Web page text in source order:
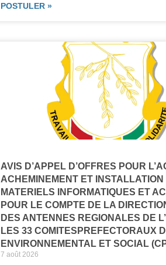
POSTULER »
AVIS D’APPEL D’OFFRES POUR
ACHEMINEMENT ET INSTALLATION
MATERIELS INFORMATIQUES ET
POUR LE COMPTE DE LA
DES ANTENNES REGIONALES DE
LES 33 COMITESPREFECTORAUX
ENVIRONNEMENTAL ET SOCIAL
7 août 2026